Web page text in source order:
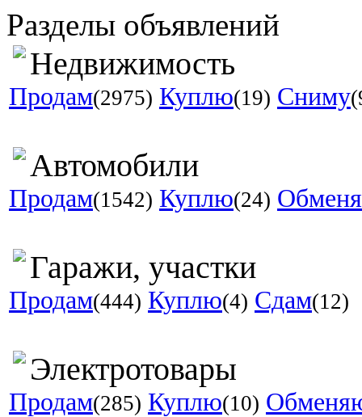
Разделы объявлений
Недвижимость
Продам(2975) Куплю(19) Сниму
Автомобили
Продам(1542) Куплю(24)
Гаражи, участки
Продам(444) Куплю(4) Сдам(12)
Электротовары
Продам(285) Куплю(10)